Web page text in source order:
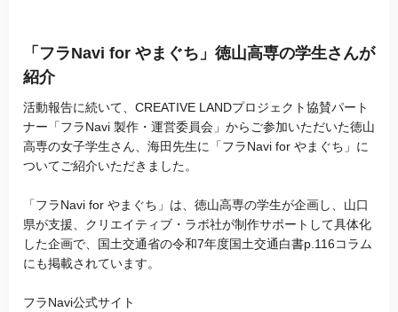
「フラNavi for やまぐち」徳山高専の学生さんが
紹介
活動報告に続いて、CREATIVE LANDプロジェクト協賛パート
ナー「フラNavi 製作・運営委員会」からご参加いただいた徳山
高専の女子学生さん、海田先生に「フラNavi for やまぐち」に
ついてご紹介いただきました。
「フラNavi for やまぐち」は、徳山高専の学生が企画し、山口
県が支援、クリエイティブ・ラボ社が制作サポートして具体化
した企画で、国土交通省の令和7年度国土交通白書p.116コラム
にも掲載されています。
フラNavi公式サイト